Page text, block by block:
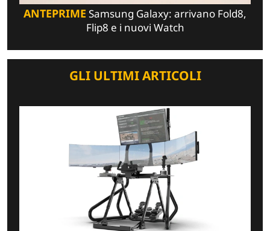
ANTEPRIME Samsung Galaxy: arrivano Fold8,
Flip8 e i nuovi Watch
GLI ULTIMI ARTICOLI